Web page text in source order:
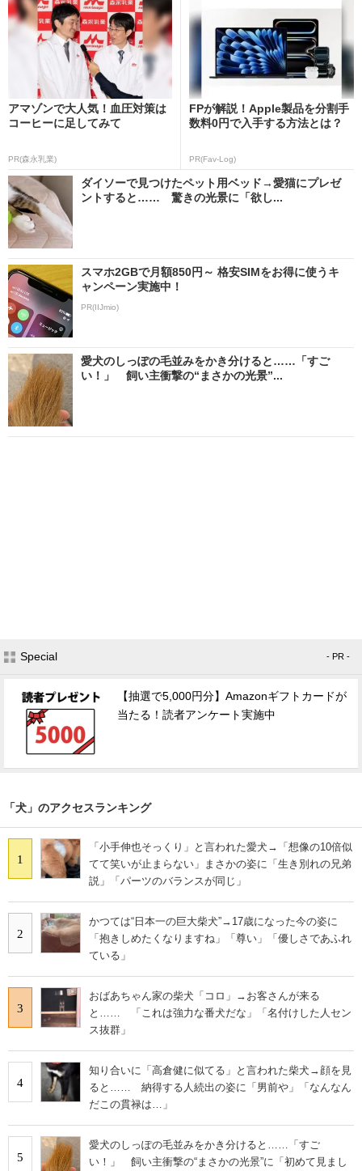
アマゾンで大人気！血圧対策は
コーヒーに足してみて
PR(森永乳業)
FPが解説！Apple製品を分割手
数料0円で入手する方法とは？
PR(Fav-Log)
ダイソーで見つけたペット用ベッド→愛猫にプレゼ
ントすると…… 驚きの光景に「欲し...
スマホ2GBで月額850円～ 格安SIMをお得に使うキ
ャンペーン実施中！
PR(IIJmio)
愛犬のしっぽの毛並みをかき分けると……「すご
い！」 飼い主衝撃の“まさかの光景”...
Special - PR -
【抽選で5,000円分】Amazonギフトカードが
当たる！読者アンケート実施中
「犬」のアクセスランキング
1
「小手伸也そっくり」と言われた愛犬→「想像の10倍似
てて笑いが止まらない」まさかの姿に「生き別れの兄弟
説」「パーツのバランスが同じ」
2
かつては“日本一の巨大柴犬”→17歳になった今の姿に
「抱きしめたくなりますね」「尊い」「優しさであふれ
ている」
3
おばあちゃん家の柴犬「コロ」→お客さんが来る
と…… 「これは強力な番犬だな」「名付けした人セン
ス抜群」
4
知り合いに「高倉健に似てる」と言われた柴犬→顔を見
ると…… 納得する人続出の姿に「男前や」「なんなん
だこの貫禄は…」
5
愛犬のしっぽの毛並みをかき分けると……「すご
い！」 飼い主衝撃の“まさかの光景”に「初めて見まし